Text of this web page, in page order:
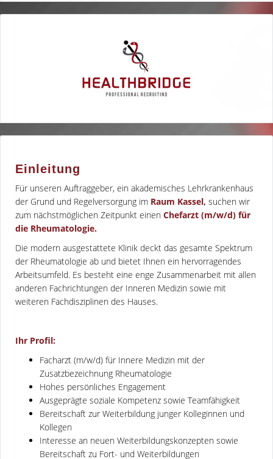
Einleitung
Für unseren Auftraggeber, ein akademisches Lehrkrankenhaus
der Grund und Regelversorgung im Raum Kassel, suchen wir
zum nächstmöglichen Zeitpunkt einen Chefarzt (m/w/d) für
die Rheumatologie.
Die modern ausgestattete Klinik deckt das gesamte Spektrum
der Rheumatologie ab und bietet Ihnen ein hervorragendes
Arbeitsumfeld. Es besteht eine enge Zusammenarbeit mit allen
anderen Fachrichtungen der Inneren Medizin sowie mit
weiteren Fachdisziplinen des Hauses.
Ihr Profil:
Facharzt (m/w/d) für Innere Medizin mit der
Zusatzbezeichnung Rheumatologie
Hohes persönliches Engagement
Ausgeprägte soziale Kompetenz sowie Teamfähigkeit
Bereitschaft zur Weiterbildung junger Kolleginnen und
Kollegen
Interesse an neuen Weiterbildungskonzepten sowie
Bereitschaft zu Fort- und Weiterbildungen